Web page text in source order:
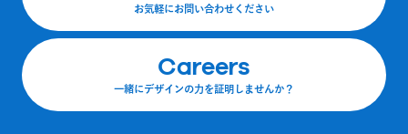
お気軽にお問い合わせください
Careers
一緒にデザインの力を証明しませんか？